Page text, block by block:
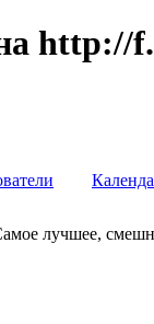
http://
лучшее,